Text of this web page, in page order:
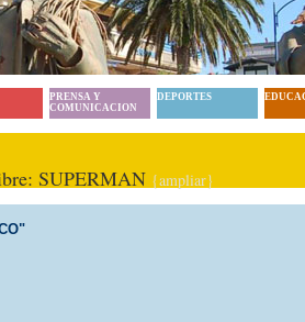
PRENSA Y
COMUNICACION
DEPORTES
SUPERMAN {ampliar}